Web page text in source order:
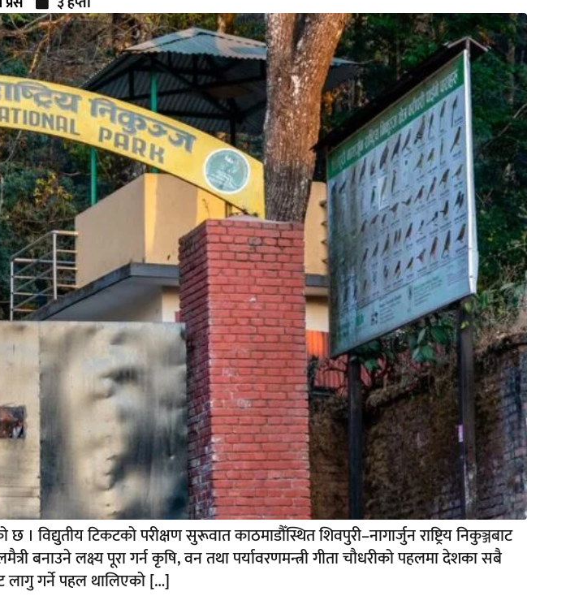
विद्युतीय टिकटको परीक्षण सुरूवात काठमाडौँस्थित शिवपुरी–नागार्जुन राष्ट्रिय निकुञ्जबाट
बनाउने लक्ष्य पूरा गर्न कृषि, वन तथा पर्यावरणमन्त्री गीता चौधरीको पहलमा देशका सबै
लागु गर्ने पहल थालिएको […]